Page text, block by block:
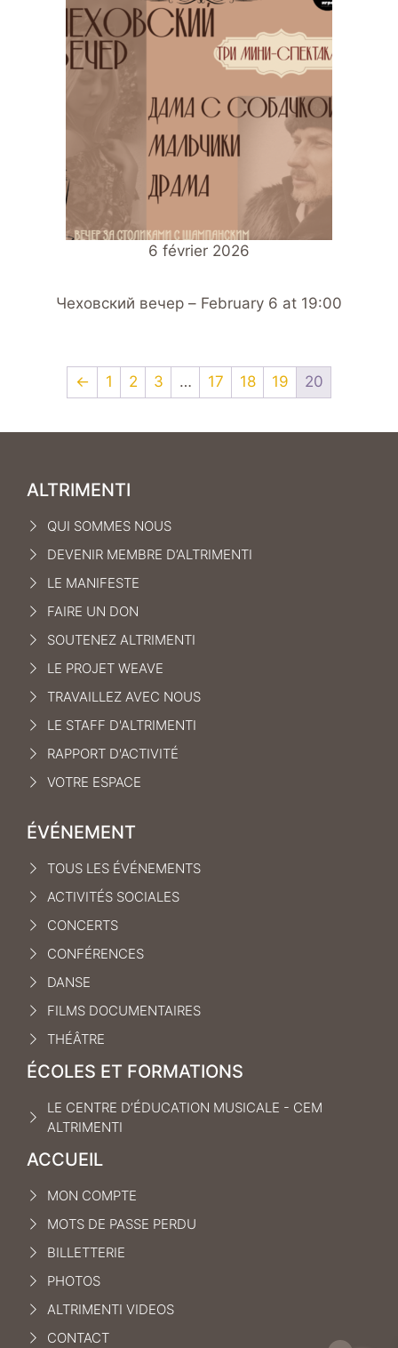
6 février 2026
Чеховский вечер – February 6 at 19:00
← 1 2 3 … 17 18 19 20
ALTRIMENTI
QUI SOMMES NOUS
DEVENIR MEMBRE D’ALTRIMENTI
LE MANIFESTE
FAIRE UN DON
SOUTENEZ ALTRIMENTI
LE PROJET WEAVE
TRAVAILLEZ AVEC NOUS
LE STAFF D'ALTRIMENTI
RAPPORT D'ACTIVITÉ
VOTRE ESPACE
ÉVÉNEMENT
TOUS LES ÉVÉNEMENTS
ACTIVITÉS SOCIALES
CONCERTS
CONFÉRENCES
DANSE
FILMS DOCUMENTAIRES
THÉÂTRE
ÉCOLES ET FORMATIONS
LE CENTRE D’ÉDUCATION MUSICALE - CEM
ALTRIMENTI
ACCUEIL
MON COMPTE
MOTS DE PASSE PERDU
BILLETTERIE
PHOTOS
ALTRIMENTI VIDEOS
CONTACT